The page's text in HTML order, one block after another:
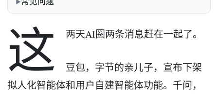
这 两天AI圈两条消息赶在一起了。
豆包，字节的亲儿子，宣布下架
拟人化智能体和用户自建智能体功能。千问，